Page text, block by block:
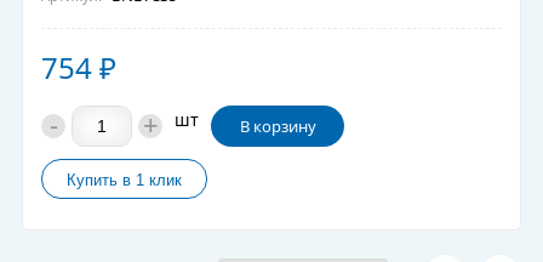
754₽
- + шт В корзину